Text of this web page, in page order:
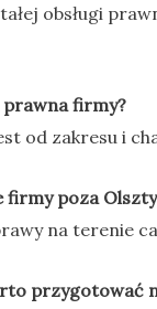
obsługi
prawna firmy?
od zakresu i
firmy poza
na terenie
przygotować